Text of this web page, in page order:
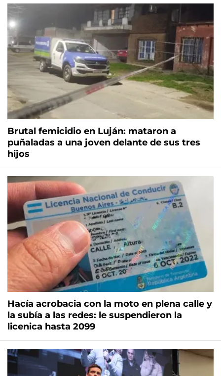
Brutal femicidio en Luján: mataron a
puñaladas a una joven delante de sus tres
hijos
Hacía acrobacia con la moto en plena calle y
la subía a las redes: le suspendieron la
licenica hasta 2099